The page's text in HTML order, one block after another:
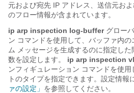
元および宛先 IP アドレス、送信元お
のフロー情報が含まれています。
ip arp inspection log-bufferグロー
ン コマンドを使用して、バッファ内
ム メッセージを生成するのに指定し
数を設定します。
ip arp inspection
ンフィギュレーション コマンドを使
トのタイプを指定できます。設定情報
ァの設定」 を参照してください。